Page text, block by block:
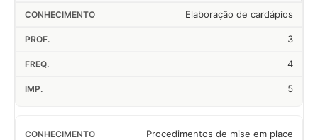
Elaboração de cardápios
3
4
5
Procedimentos de mise em place